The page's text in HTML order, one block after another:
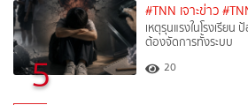
5
#TNN เจาะข่าว
เหตุรุนแรงในโรงเรียน
ต้องจัดการทั้งระบบ
20